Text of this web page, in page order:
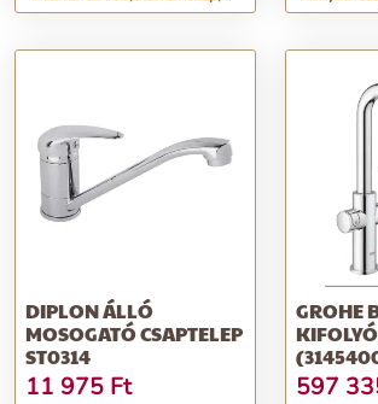
Hajlékony, Fehér
rugalmas
DIPLON ÁLLÓ
MOSOGATÓ CSAPTELEP
ST0314
11 975 Ft
GROHE
597